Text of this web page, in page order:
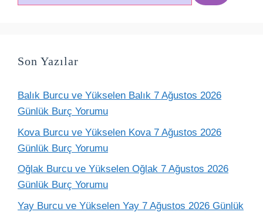
Son Yazılar
Balık Burcu ve Yükselen Balık 7 Ağustos 2026
Günlük Burç Yorumu
Kova Burcu ve Yükselen Kova 7 Ağustos 2026
Günlük Burç Yorumu
Oğlak Burcu ve Yükselen Oğlak 7 Ağustos 2026
Günlük Burç Yorumu
Yay Burcu ve Yükselen Yay 7 Ağustos 2026 Günlük